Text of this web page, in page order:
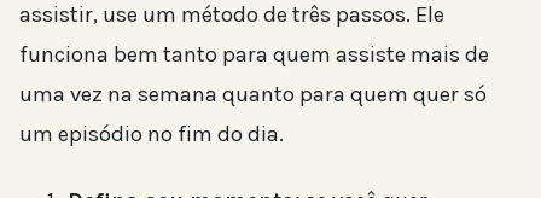
assistir, use um método de três passos. Ele
funciona bem tanto para quem assiste mais de
uma vez na semana quanto para quem quer só
um episódio no fim do dia.